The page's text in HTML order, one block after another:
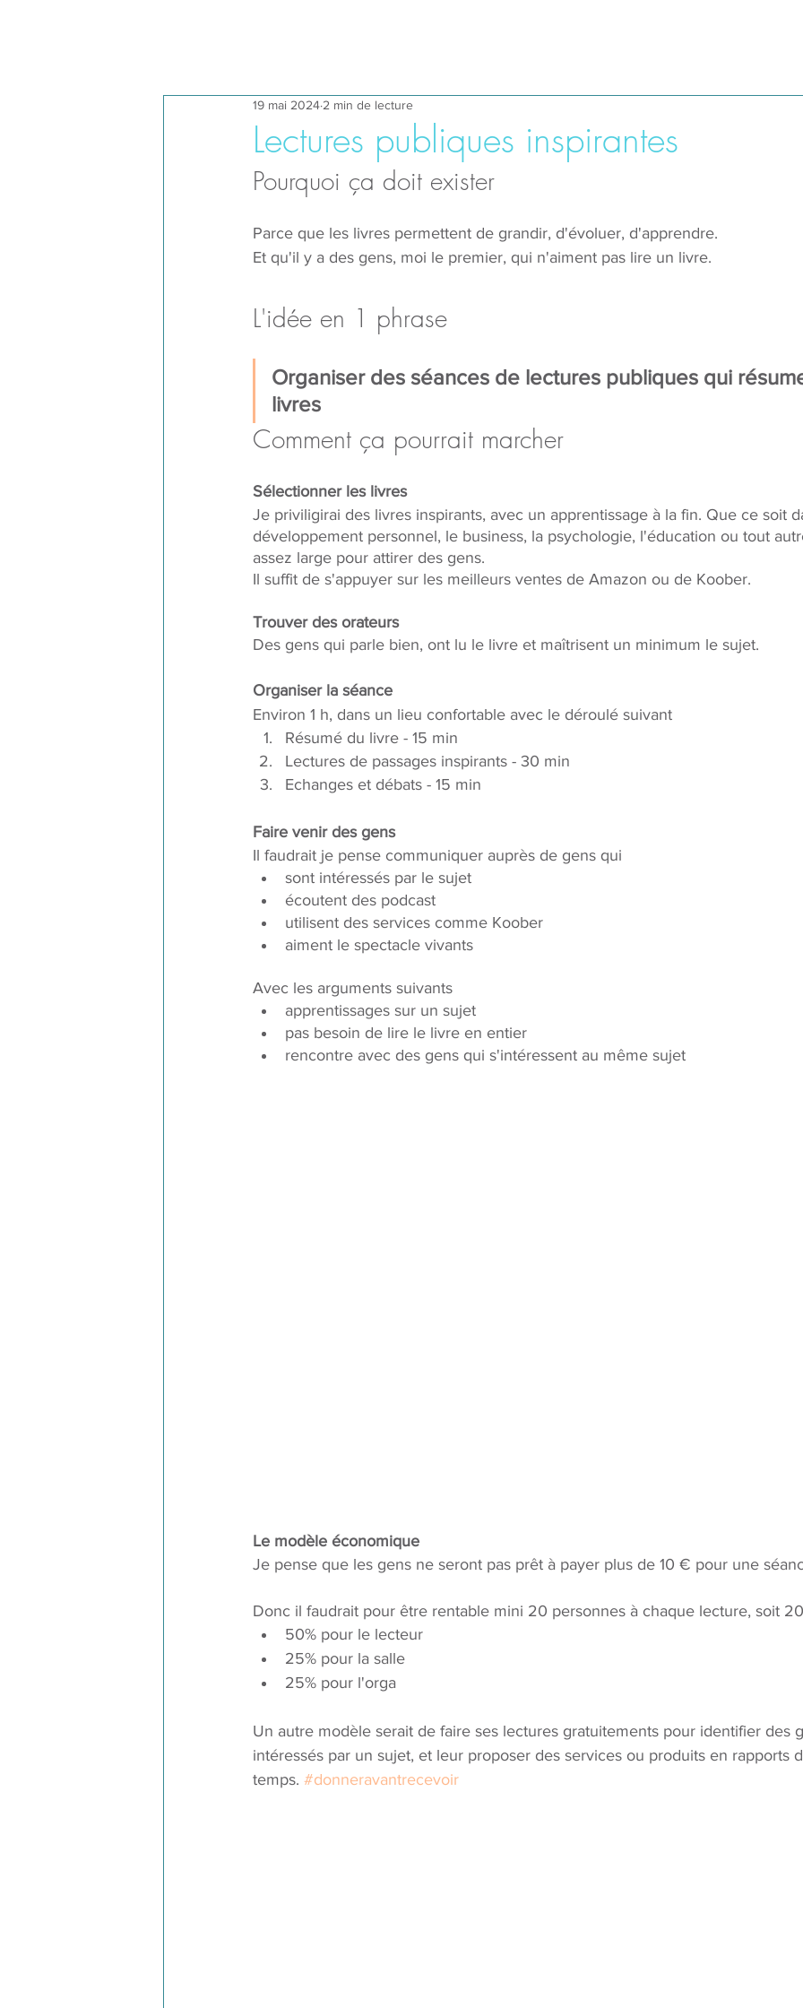
Lectures publiques inspirantes
19 mai 2024 2 min de lecture
Pourquoi ça doit exister
Parce que les livres permettent de grandir, d'évoluer, d'apprendre.
Et qu'il y a des gens, moi le premier, qui n'aiment pas lire un livre.
L'idée en 1 phrase
Organiser des séances de lectures publiques qui
livres
Comment ça pourrait marcher
Sélectionner les livres
Je priviligirai des livres inspirants, avec un apprentissage à la fin. Que ce soit
développement personnel, le business, la psychologie, l'éducation ou tout
assez large pour attirer des gens.
Il suffit de s'appuyer sur les meilleurs ventes de Amazon ou de Koober.
Trouver des orateurs
Des gens qui parle bien, ont lu le livre et maîtrisent un minimum le sujet.
Organiser la séance
Environ 1 h, dans un lieu confortable avec le déroulé suivant
Résumé du livre - 15 min
Lectures de passages inspirants - 30 min
Echanges et débats - 15 min
Faire venir des gens
Il faudrait je pense communiquer auprès de gens qui
sont intéressés par le sujet
écoutent des podcast
utilisent des services comme Koober
aiment le spectacle vivants
Avec les arguments suivants
apprentissages sur un sujet
pas besoin de lire le livre en entier
rencontre avec des gens qui s'intéressent au même sujet
Le modèle économique
Je pense que les gens ne seront pas prêt à payer plus de 10 € pour une
Donc il faudrait pour être rentable mini 20 personnes à chaque lecture, soit
50% pour le lecteur
25% pour la salle
25% pour l'orga
Un autre modèle serait de faire ses lectures gratuitements pour identifier des
intéressés par un sujet, et leur proposer des services ou produits en rapports
temps. #donneravantrecevoir